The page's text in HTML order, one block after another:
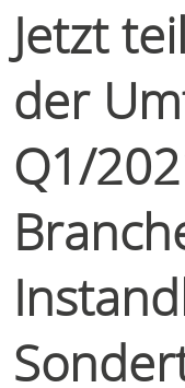
Jetzt
der
Q1/